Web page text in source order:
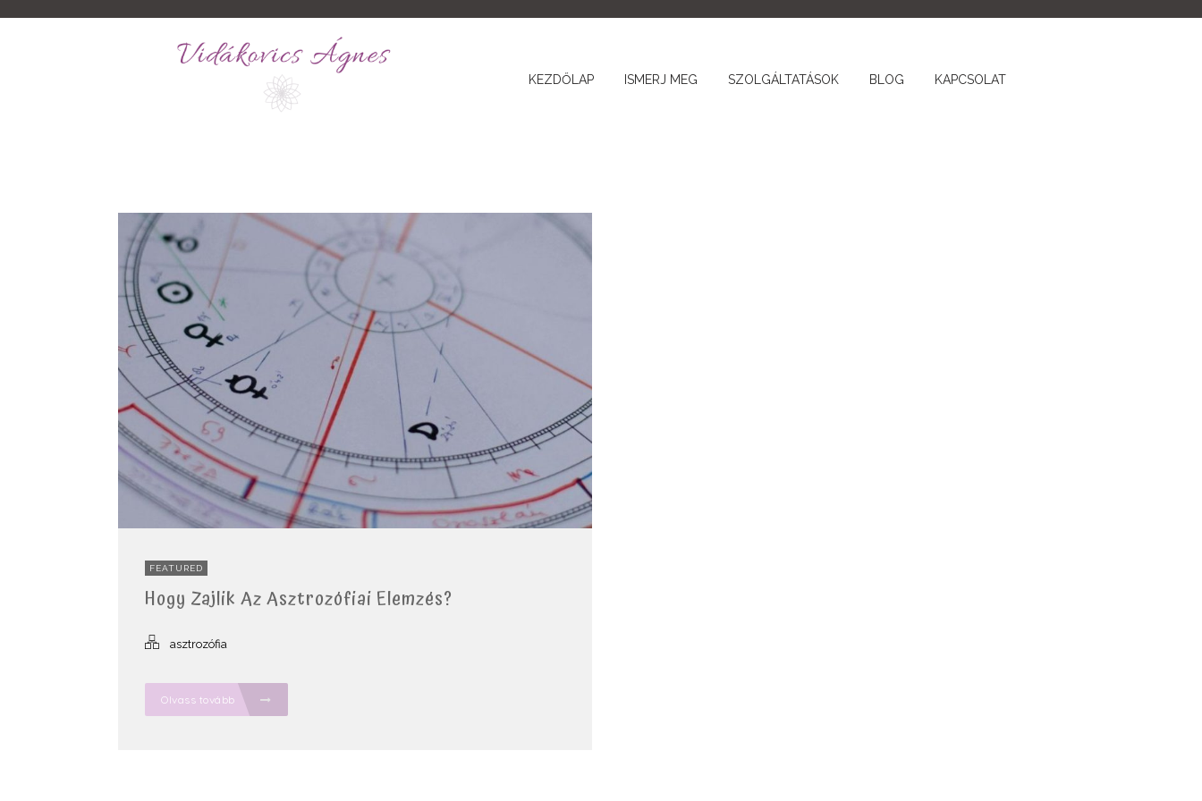
KEZDŐLAP ISMERJ MEG SZOLGÁLTATÁSOK BLOG KAPCSOLAT
FEATURED
Hogy Zajlik Az Asztrozófiai Elemzés?
asztrozófia
Olvass tovább